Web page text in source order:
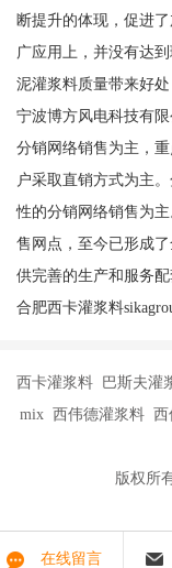
断提升的体现，促进
广应用上，并没有达
泥灌浆料质量带来好
宁波博方风电科技有
分销网络销售为主，
户采取直销方式为主
性的分销网络销售为
售网点，至今已形成
供完善的生产和服务配
合肥西卡灌浆料
西卡灌浆料 巴斯夫灌
mix 西伟德灌浆料 西
版权所
在线留言